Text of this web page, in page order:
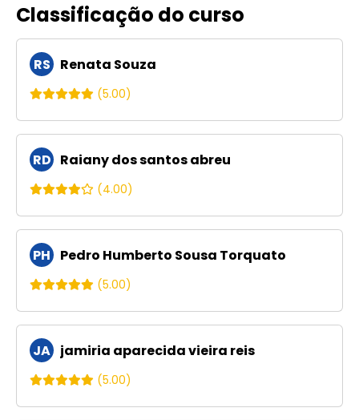
Classificação do curso
RS Renata Souza
(5.00)
RD Raiany dos santos abreu
(4.00)
PH Pedro Humberto Sousa Torquato
(5.00)
JA jamiria aparecida vieira reis
(5.00)